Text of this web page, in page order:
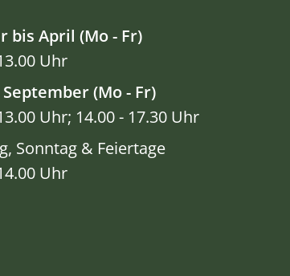
bis April (Mo - Fr)
Uhr
(Mo - Fr)
Uhr; 14.00 - 17.30 Uhr
Sonntag & Feiertage
Uhr